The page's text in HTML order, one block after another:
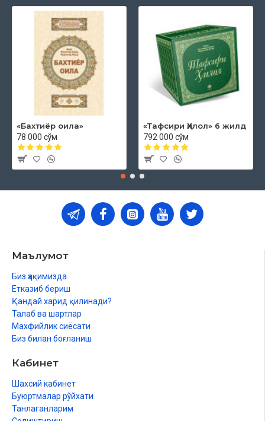
«Бахтиёр оила»
78 000 сўм
«Тафсири Ҳилол» 6 жилд
792 000 сўм
Маълумот
Биз ҳақимизда
Етказиб бериш
Қандай харид қилинади?
Талаб ва шартлар
Махфийлик сиёсати
Биз билан боғланиш
Кабинет
Шахсий кабинет
Буюртмалар рўйхати
Танлаганларим